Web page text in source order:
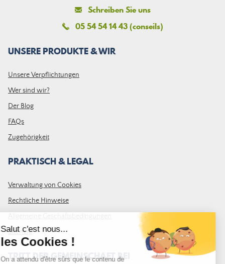
Schreiben Sie uns
05 54 54 14 43 (conseils)
UNSERE PRODUKTE & WIR
Unsere Verpflichtungen
Wer sind wir?
Der Blog
FAQs
Zugehörigkeit
PRAKTISCH & LEGAL
Verwaltung von Cookies
Rechtliche Hinweise
Sitemap
TRITT DER GEMEINSCHAFT BEI